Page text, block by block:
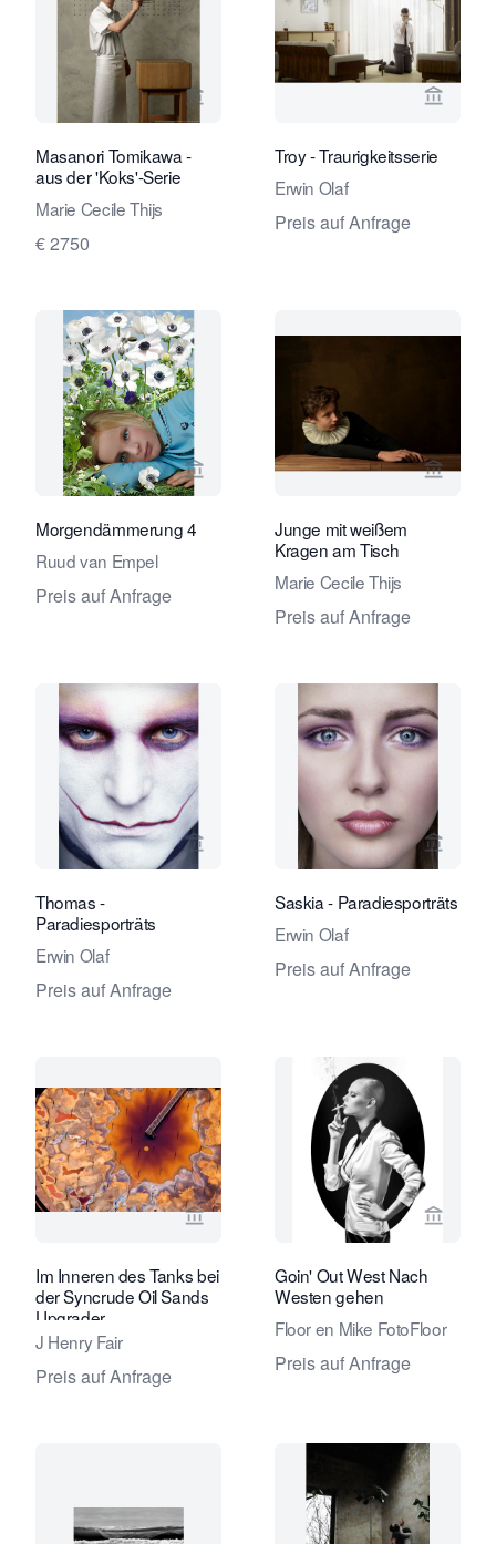
Verkaeuferseite von Eduard Planting
Masanori Tomikawa -
aus der 'Koks'-Serie
Marie Cecile Thijs
€ 2750
Troy - Traurigkeitsserie
Erwin Olaf
Preis auf Anfrage
Verkaeuferseite von Eduard Planting
Morgendämmerung 4
Ruud van Empel
Preis auf Anfrage
Junge mit weißem
Kragen am Tisch
Marie Cecile Thijs
Preis auf Anfrage
Verkaeuferseite von Eduard Planting
Thomas -
Paradiesporträts
Erwin Olaf
Preis auf Anfrage
Saskia - Paradiesporträts
Erwin Olaf
Preis auf Anfrage
Verkaeuferseite von Eduard Planting
Im Inneren des Tanks bei
der Syncrude Oil Sands
Upgrader
J Henry Fair
Preis auf Anfrage
Goin' Out West Nach
Westen gehen
Floor en Mike FotoFloor
Preis auf Anfrage